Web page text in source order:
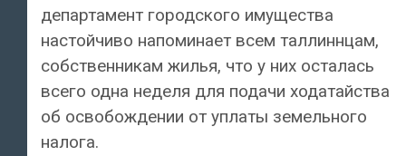
департамент городского имущества
настойчиво напоминает всем таллиннцам,
собственникам жилья, что у них осталась
всего одна неделя для подачи ходатайства
об освобождении от уплаты земельного
налога.